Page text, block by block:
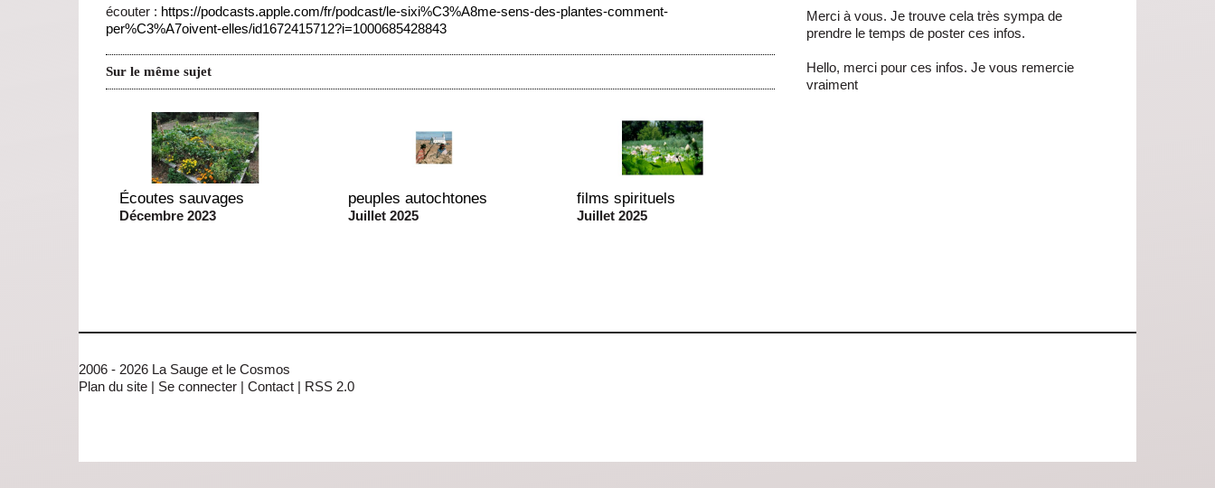
écouter : https://podcasts.apple.com/fr/podcast/le-sixi%C3%A8me-sens-des-plantes-comment-
per%C3%A7oivent-elles/id1672415712?i=1000685428843
Sur le même sujet
Écoutes sauvages
Décembre 2023
peuples autochtones
Juillet 2025
films spirituels
Juillet 2025
Merci à vous. Je trouve cela très sympa de
prendre le temps de poster ces infos.
Hello, merci pour ces infos. Je vous remercie
vraiment
2006 - 2026 La Sauge et le Cosmos
Plan du site | Se connecter | Contact | RSS 2.0